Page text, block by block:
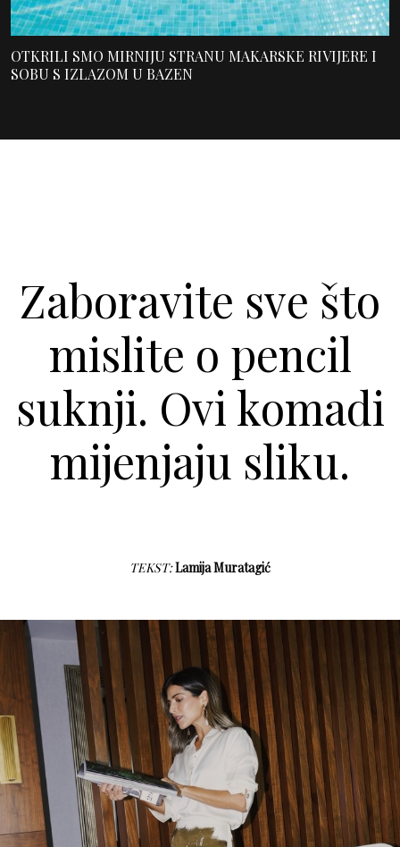
OTKRILI SMO MIRNIJU STRANU MAKARSKE RIVIJERE I
SOBU S IZLAZOM U BAZEN
Zaboravite sve što
mislite o pencil
suknji. Ovi komadi
mijenjaju sliku.
TEKST:Lamija Muratagić